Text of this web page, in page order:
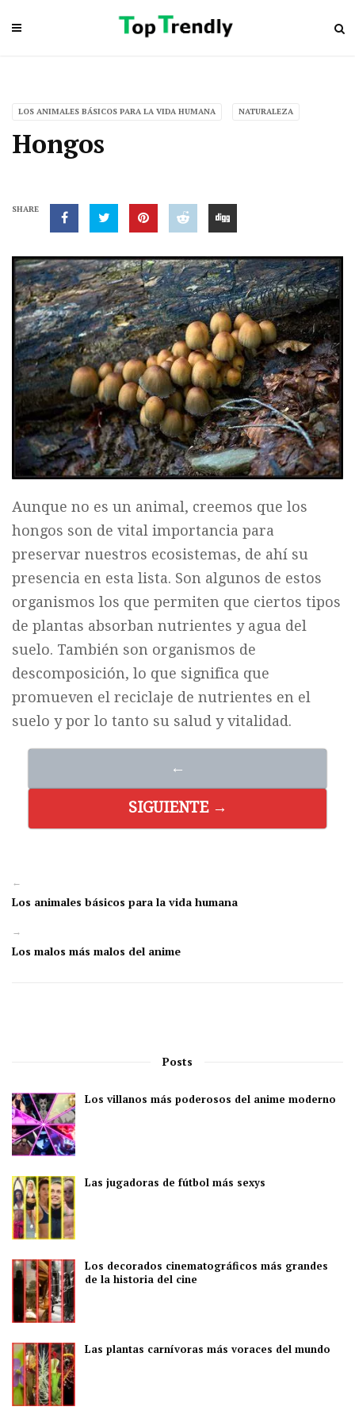
LOS ANIMALES BÁSICOS PARA LA VIDA HUMANA NATURALEZA
Hongos
SHARE
Aunque no es un animal, creemos que los
hongos son de vital importancia para
preservar nuestros ecosistemas, de ahí su
presencia en esta lista. Son algunos de estos
organismos los que permiten que ciertos tipos
de plantas absorban nutrientes y agua del
suelo. También son organismos de
descomposición, lo que significa que
promueven el reciclaje de nutrientes en el
suelo y por lo tanto su salud y vitalidad.
←
SIGUIENTE →
←
Los animales básicos para la vida humana
→
Los malos más malos del anime
Posts
Los villanos más poderosos del anime moderno
Las jugadoras de fútbol más sexys
Los decorados cinematográficos más grandes
de la historia del cine
Las plantas carnívoras más voraces del mundo